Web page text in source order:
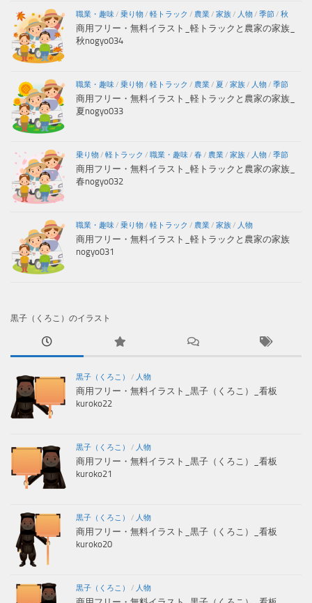
職業・趣味/ 乗り物/ 軽トラック / 農業/ 家族/ 人物/ 季節/ 秋
商用フリー・無料イラスト_軽トラックと農家の家族_
秋nogyo034
職業・趣味/ 乗り物/ 軽トラック / 農業/ 夏 / 家族/ 人物/ 季節
商用フリー・無料イラスト_軽トラックと農家の家族_
夏nogyo033
乗り物/ 軽トラック / 職業・趣味/ 春/ 農業/ 家族/ 人物/ 季節
商用フリー・無料イラスト_軽トラックと農家の家族_
春nogyo032
職業・趣味/ 乗り物/ 軽トラック / 農業/ 家族/ 人物
商用フリー・無料イラスト_軽トラックと農家の家族
nogyo031
黒子（くろこ）のイラスト
黒子（くろこ） / 人物
商用フリー・無料イラスト_黒子（くろこ）_看板
kuroko22
黒子（くろこ） / 人物
商用フリー・無料イラスト_黒子（くろこ）_看板
kuroko21
黒子（くろこ） / 人物
商用フリー・無料イラスト_黒子（くろこ）_看板
kuroko20
黒子（くろこ） / 人物